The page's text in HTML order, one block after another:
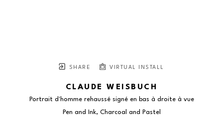
SHARE VIRTUAL INSTALL
CLAUDE WEISBUCH
Portrait d'homme rehaussé signé en bas à droite à vue
Pen and Ink, Charcoal and Pastel